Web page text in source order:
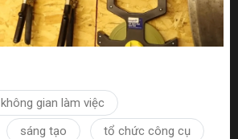
không gian làm việc
sáng tạo tổ chức công cụ